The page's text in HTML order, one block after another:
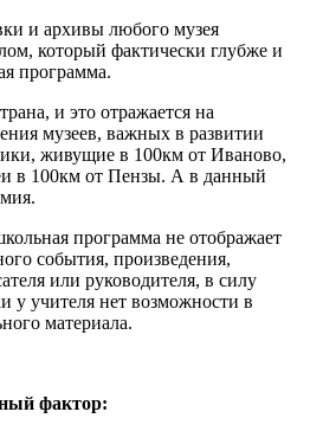
и архивы любого музея
который фактически глубже и
программа.
и это отражается на
музеев, важных в развитии
живущие в 100км от Иваново,
в 100км от Пензы. А в данный
программа не отображает
события, произведения,
или руководителя, в силу
у учителя нет возможности в
материала.
фактор: